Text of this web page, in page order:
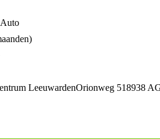
LeeuwardenOrionweg 518938